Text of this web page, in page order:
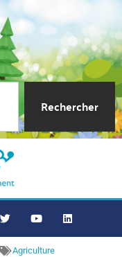
Rechercher
Agriculture